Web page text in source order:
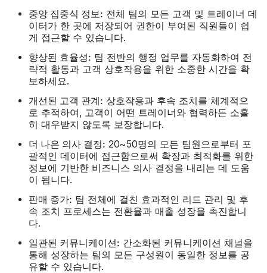
중앙 집중식 정보: 전체 팀의 모든 고객 및 트레이너 데
이터가 한 곳에 저장되어 권한이 부여된 직원들이 쉽
게 접근할 수 있습니다.
향상된 효율성: 팀 전반의 행정 업무를 자동화하여 전
략적 활동과 고객 상호작용을 위한 소중한 시간을 확
보하세요.
개선된 고객 관계: 상호작용과 후속 조치를 체계적으
로 추적하여, 고객이 어떤 트레이너와 협력하든 소홀
히 대우받지 않도록 보장합니다.
더 나은 의사 결정: 20~50명의 모든 팀원으로부터 포
괄적인 데이터에 접근함으로써 확장과 최적화를 위한
정보에 기반한 비즈니스 의사 결정을 내리는 데 도움
이 됩니다.
판매 증가: 팀 전체에 걸친 효과적인 리드 관리 및 후
속 조치 프로세스는 전환율과 매출 성장을 촉진합니
다.
일관된 커뮤니케이션: 간소화된 커뮤니케이션 채널을
통해 성장하는 팀의 모든 구성원이 동일한 정보를 공
유할 수 있습니다.